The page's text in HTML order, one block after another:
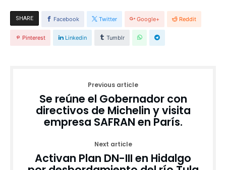
SHARE Facebook Twitter Google+ Reddit
Pinterest Linkedin Tumblr
Previous article
Se reúne el Gobernador con
directivos de Michelin y visita
empresa SAFRAN en París.
Next article
Activan Plan DN-III en Hidalgo